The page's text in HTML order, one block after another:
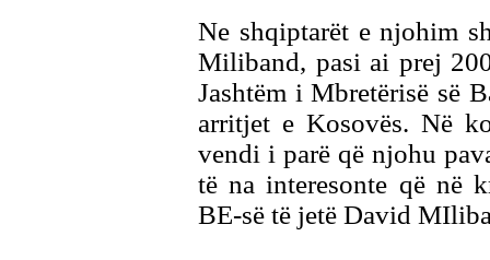
Ne shqiptarët e njohim
Miliband, pasi ai prej
Jashtëm i Mbretërisë së
arritjet e Kosovës. Në
vendi i parë që njohu
të na interesonte që në
BE-së të jetë David